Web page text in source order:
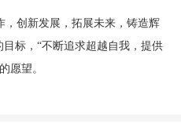
创新发展，拓展未来，铸造辉
标，“不断追求超越自我，提供
愿望。